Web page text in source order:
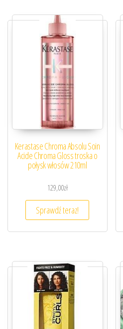
Kerastase Chroma Absolu Soin
Acide Chroma Gloss troska o
połysk włosów 210ml
129,00zł
Sprawdź teraz!